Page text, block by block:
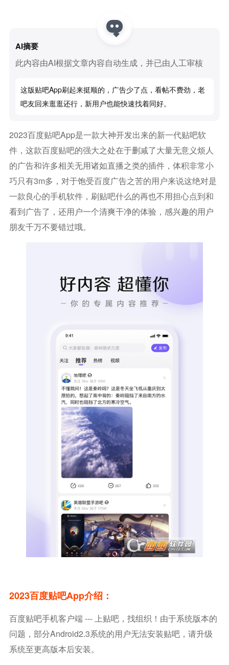
AI摘要
此内容由AI根据文章内容自动生成，并已由人工审核
这版贴吧app刷起来挺顺的，广告少了点，看帖不费劲，老
吧友回来逛逛还行，新用户也能快速找着同好。
2023百度贴吧app是一款大神开发出来的新一代贴吧软
件，这款百度贴吧的强大之处在于删减了大量无意义烦人
的广告和许多相关无用诸如直播之类的插件，体积非常小
巧只有3m多，对于饱受百度广告之苦的用户来说这绝对是
一款良心的手机软件，刷贴吧什么的再也不用担心点到和
看到广告了，还用户一个清爽干净的体验，感兴趣的用户
朋友千万不要错过哦。
2023百度贴吧app介绍：
百度贴吧手机客户端 --- 上贴吧，找组织！由于系统版本的
问题，部分Android2.3系统的用户无法安装贴吧，请升级
系统至更高版本后安装。